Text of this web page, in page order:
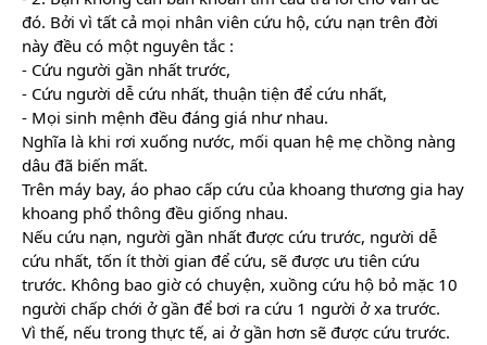
đó. Bởi vì tất cả mọi nhân viên cứu hộ, cứu nạn trên đời
này đều có một nguyên tắc :
- Cứu người gần nhất trước,
- Cứu người dễ cứu nhất, thuận tiện để cứu nhất,
- Mọi sinh mệnh đều đáng giá như nhau.
Nghĩa là khi rơi xuống nước, mối quan hệ mẹ chồng nàng
dâu đã biến mất.
Trên máy bay, áo phao cấp cứu của khoang thương gia hay
khoang phổ thông đều giống nhau.
Nếu cứu nạn, người gần nhất được cứu trước, người dễ
cứu nhất, tốn ít thời gian để cứu, sẽ được ưu tiên cứu
trước. Không bao giờ có chuyện, xuồng cứu hộ bỏ mặc 10
người chấp chới ở gần để bơi ra cứu 1 người ở xa trước.
Vì thế, nếu trong thực tế, ai ở gần hơn sẽ được cứu trước.